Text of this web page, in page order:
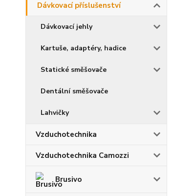
Dávkovací příslušenství
Dávkovací jehly
Kartuše, adaptéry, hadice
Statické směšovače
Dentální směšovače
Lahvičky
Vzduchotechnika
Vzduchotechnika Camozzi
Brusivo